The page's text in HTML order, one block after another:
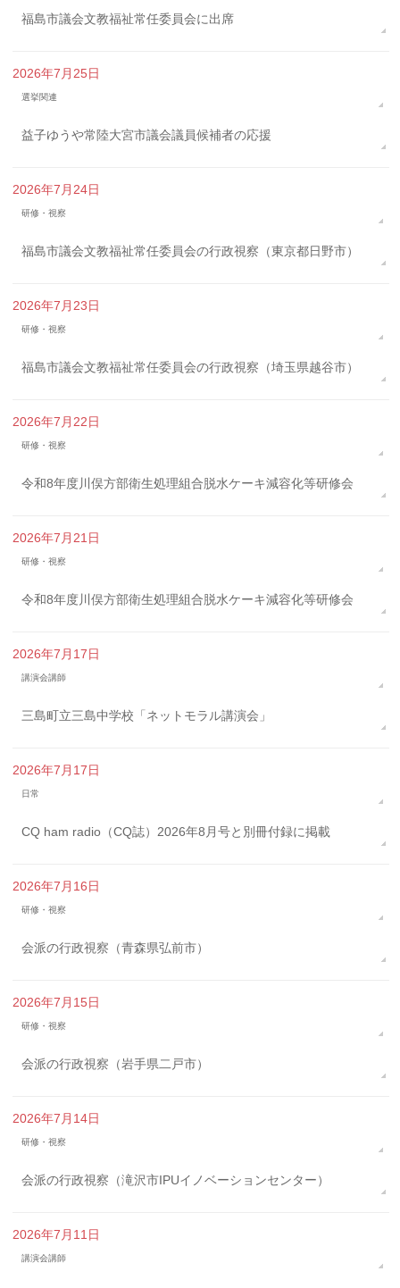
福島市議会文教福祉常任委員会に出席
2026年7月25日
選挙関連
益子ゆうや常陸大宮市議会議員候補者の応援
2026年7月24日
研修・視察
福島市議会文教福祉常任委員会の行政視察（東京都日野市）
2026年7月23日
研修・視察
福島市議会文教福祉常任委員会の行政視察（埼玉県越谷市）
2026年7月22日
研修・視察
令和8年度川俣方部衛生処理組合脱水ケーキ減容化等研修会
2026年7月21日
研修・視察
令和8年度川俣方部衛生処理組合脱水ケーキ減容化等研修会
2026年7月17日
講演会講師
三島町立三島中学校「ネットモラル講演会」
2026年7月17日
日常
CQ ham radio（CQ誌）2026年8月号と別冊付録に掲載
2026年7月16日
研修・視察
会派の行政視察（青森県弘前市）
2026年7月15日
研修・視察
会派の行政視察（岩手県二戸市）
2026年7月14日
研修・視察
会派の行政視察（滝沢市IPUイノベーションセンター）
2026年7月11日
講演会講師